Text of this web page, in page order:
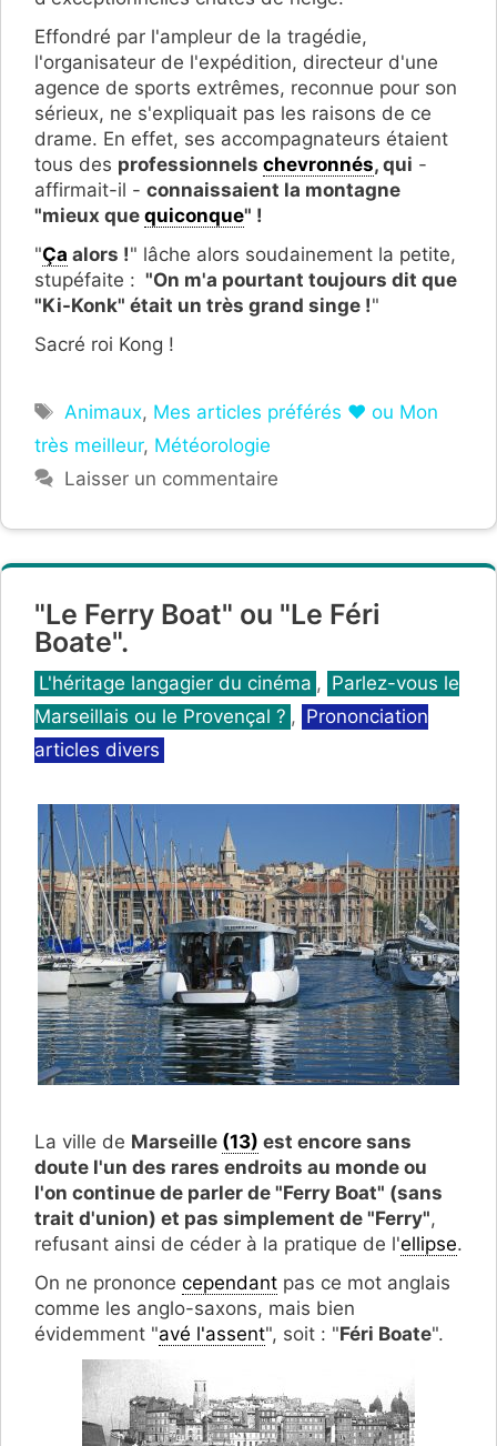
Effondré par l'ampleur de la tragédie,
l'organisateur de l'expédition, directeur d'une
agence de sports extrêmes, reconnue pour son
sérieux, ne s'expliquait pas les raisons de ce
drame. En effet, ses accompagnateurs étaient
tous des professionnels chevronnés, qui -
affirmait-il - connaissaient la montagne
"mieux que quiconque" !
"Ça alors !" lâche alors soudainement la petite,
stupéfaite : "On m'a pourtant toujours dit que
"Ki-Konk" était un très grand singe !"
Sacré roi Kong !
Étiquettes
Animaux, Mes articles préférés ❤ ou Mon
très meilleur, Météorologie
Laisser un commentaire
"Le Ferry Boat" ou "Le Féri
Boate".
Catégories
L'héritage langagier du cinéma , Parlez-vous le
Marseillais ou le Provençal ? , Prononciation
articles divers
La ville de Marseille (13) est encore sans
doute l'un des rares endroits au monde ou
l'on continue de parler de "Ferry Boat" (sans
trait d'union) et pas simplement de "Ferry",
refusant ainsi de céder à la pratique de l'ellipse.
On ne prononce cependant pas ce mot anglais
comme les anglo-saxons, mais bien
évidemment "avé l'assent", soit : "Féri Boate".